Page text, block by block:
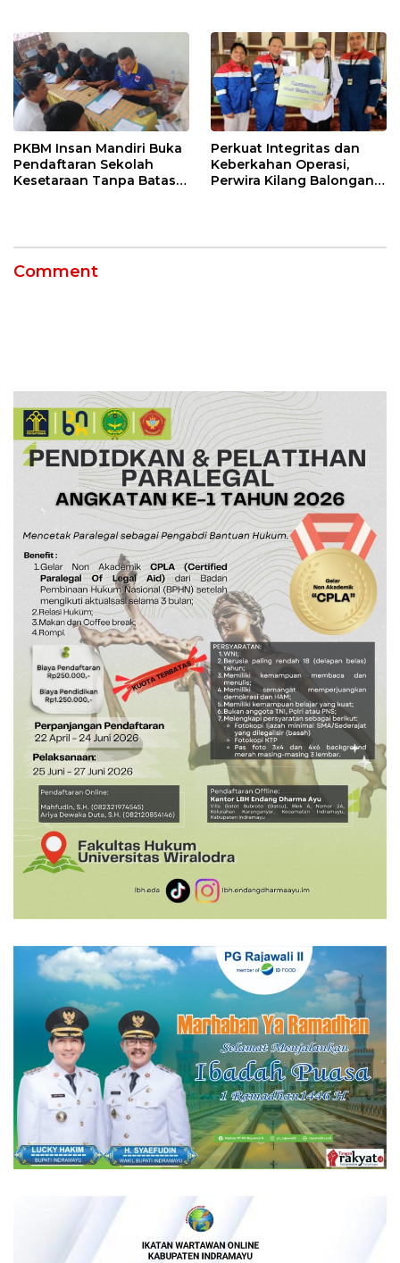
PKBM Insan Mandiri Buka
Pendaftaran Sekolah
Kesetaraan Tanpa Batas
Perkuat Integritas dan
Keberkahan Operasi,
Perwira Kilang Balongan
Comment